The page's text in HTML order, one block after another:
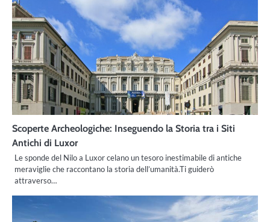
Scoperte Archeologiche: Inseguendo la Storia tra i Siti
Antichi di Luxor
Le sponde del Nilo a Luxor celano un tesoro inestimabile di antiche
meraviglie che raccontano la storia dell’umanità.Ti guiderò
attraverso…